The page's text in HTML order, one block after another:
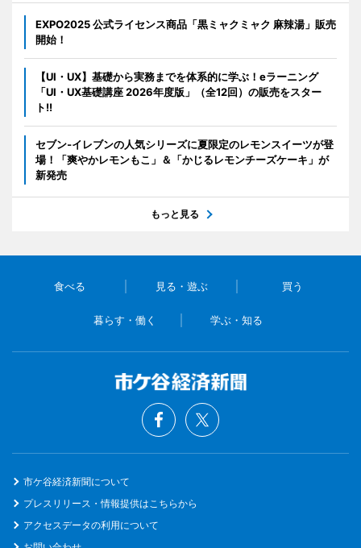
EXPO2025 公式ライセンス商品「黒ミャクミャク 麻辣湯」販売
開始！
【UI・UX】基礎から実務までを体系的に学ぶ！eラーニング
「UI・UX基礎講座 2026年度版」（全12回）の販売をスター
ト!!
セブン‐イレブンの人気シリーズに夏限定のレモンスイーツが登
場！「爽やかレモンもこ」＆「かじるレモンチーズケーキ」が
新発売
もっと見る
食べる 見る・遊ぶ 買う
暮らす・働く 学ぶ・知る
市ケ谷経済新聞について
プレスリリース・情報提供はこちらから
アクセスデータの利用について